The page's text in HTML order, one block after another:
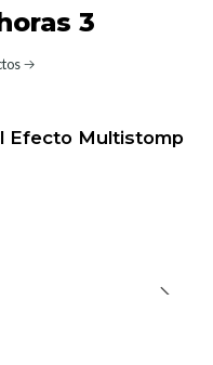
3
Efecto Multistomp